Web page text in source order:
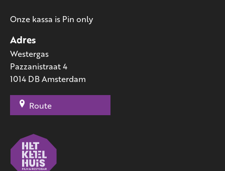
Adres
Westergas
Pazzanistraat 4
1014 DB Amsterdam
Route
Onze kassa is Pin only